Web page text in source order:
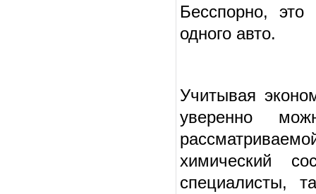
Бесспорно, это
одного авто.
Учитывая
уверенно
химический
специалисты,